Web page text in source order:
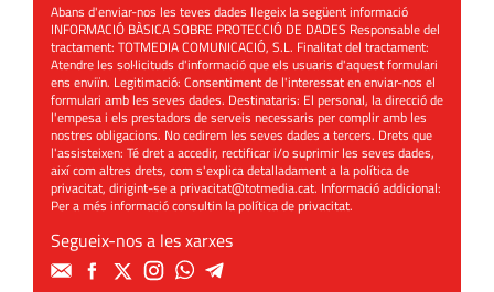
Abans d'enviar-nos les teves dades llegeix la següent informació
INFORMACIÓ BÀSICA SOBRE PROTECCIÓ DE DADES Responsable del
tractament: TOTMEDIA COMUNICACIÓ, S.L. Finalitat del tractament:
Atendre les sol·licituds d'informació que els usuaris d'aquest formulari
ens enviïn. Legitimació: Consentiment de l'interessat en enviar-nos el
formulari amb les seves dades. Destinataris: El personal, la direcció de
l'empesa i els prestadors de serveis necessaris per complir amb les
nostres obligacions. No cedirem les seves dades a tercers. Drets que
l'assisteixen: Té dret a accedir, rectificar i/o suprimir les seves dades,
així com altres drets, com s'explica detalladament a la política de
privacitat, dirigint-se aprivacitat@totmedia.cat. Informació addicional:
Per a més informació consultin lapolítica de privacitat.
Segueix-nos a les xarxes